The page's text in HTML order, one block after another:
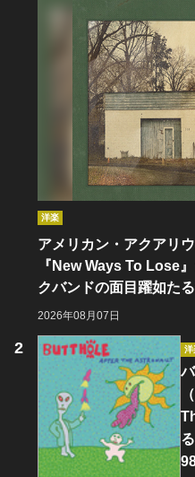
洋楽
アメリカン・アクアリ
『New Ways To Lose
クバンドの面目躍如た
2026年08月07日
洋